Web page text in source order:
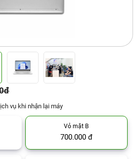
vụ khi nhận lại máy
Vỏ mặt B
700.000 đ